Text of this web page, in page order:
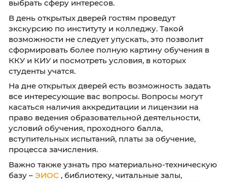
перспективах, которые ждут выпускников
КИУ, а сотрудники приемной комиссии
остановятся подробно на особенностях
кампании 2024 года, проведут
профориентационное консультирование,
поможет определиться с будущей
личными и профессиональными
выбрать сферу интересов.
В день открытых дверей гостям проведут
экскурсию по институту и колледжу. Такой
возможности не следует упускать, это
сформировать более полную картину
ККУ и КИУ и посмотреть условия, в которых
студенты учатся.